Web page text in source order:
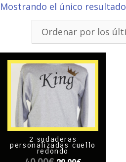
Mostrando el único resultado
2 sudaderas
personalizadas cuello
redondo